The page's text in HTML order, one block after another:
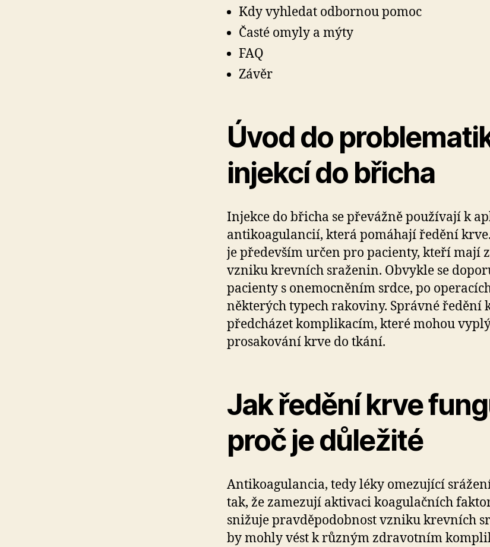
Kdy vyhledat odbornou pomoc
Časté omyly a mýty
FAQ
Závěr
Úvod do
injekcí do břicha
Injekce do břicha se převážně používají k
antikoagulancií, která pomáhají ředění
je především určen pro pacienty, kteří mají
vzniku krevních sraženin. Obvykle se
pacienty s onemocněním srdce, po
některých typech rakoviny. Správné ředění
předcházet komplikacím, které mohou
prosakování krve do tkání.
Jak ředění krve
proč je důležité
Antikoagulancia, tedy léky omezující
tak, že zamezují aktivaci koagulačních
snižuje pravděpodobnost vzniku krevních
by mohly vést k různým zdravotním